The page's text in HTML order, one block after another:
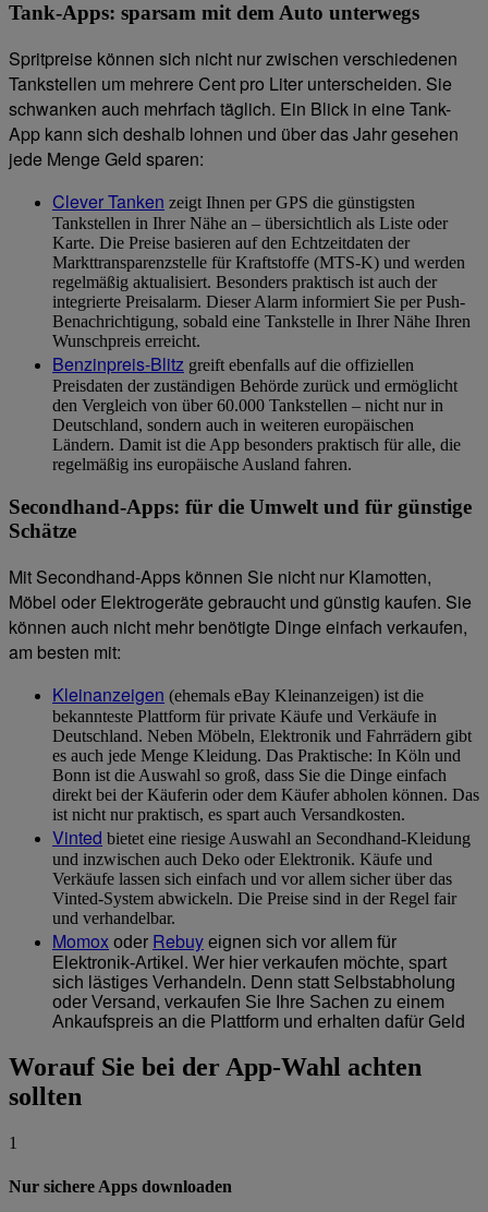
Tank-Apps: sparsam mit dem Auto unterwegs
Spritpreise können sich nicht nur zwischen verschiedenen
Tankstellen um mehrere Cent pro Liter unterscheiden. Sie
schwanken auch mehrfach täglich. Ein Blick in eine Tank-
App kann sich deshalb lohnen und über das Jahr gesehen
jede Menge Geld sparen:
Clever Tanken zeigt Ihnen per GPS die günstigsten
Tankstellen in Ihrer Nähe an – übersichtlich als Liste oder
Karte. Die Preise basieren auf den Echtzeitdaten der
Markttransparenzstelle für Kraftstoffe (MTS-K) und werden
regelmäßig aktualisiert. Besonders praktisch ist auch der
integrierte Preisalarm. Dieser Alarm informiert Sie per Push-
Benachrichtigung, sobald eine Tankstelle in Ihrer Nähe Ihren
Wunschpreis erreicht.
Benzinpreis-Blitz greift ebenfalls auf die offiziellen
Preisdaten der zuständigen Behörde zurück und ermöglicht
den Vergleich von über 60.000 Tankstellen – nicht nur in
Deutschland, sondern auch in weiteren europäischen
Ländern. Damit ist die App besonders praktisch für alle, die
regelmäßig ins europäische Ausland fahren.
Secondhand-Apps: für die Umwelt und für günstige
Schätze
Mit Secondhand-Apps können Sie nicht nur Klamotten,
Möbel oder Elektrogeräte gebraucht und günstig kaufen. Sie
können auch nicht mehr benötigte Dinge einfach verkaufen,
am besten mit:
Kleinanzeigen (ehemals eBay Kleinanzeigen) ist die
bekannteste Plattform für private Käufe und Verkäufe in
Deutschland. Neben Möbeln, Elektronik und Fahrrädern gibt
es auch jede Menge Kleidung. Das Praktische: In Köln und
Bonn ist die Auswahl so groß, dass Sie die Dinge einfach
direkt bei der Käuferin oder dem Käufer abholen können. Das
ist nicht nur praktisch, es spart auch Versandkosten.
Vinted bietet eine riesige Auswahl an Secondhand-Kleidung
und inzwischen auch Deko oder Elektronik. Käufe und
Verkäufe lassen sich einfach und vor allem sicher über das
Vinted-System abwickeln. Die Preise sind in der Regel fair
und verhandelbar.
Momox oder Rebuy eignen sich vor allem für
Elektronik-Artikel. Wer hier verkaufen möchte, spart
sich lästiges Verhandeln. Denn statt Selbstabholung
oder Versand, verkaufen Sie Ihre Sachen zu einem
Ankaufspreis an die Plattform und erhalten dafür Geld
Worauf Sie bei der App-Wahl achten
sollten
1
Nur sichere Apps downloaden